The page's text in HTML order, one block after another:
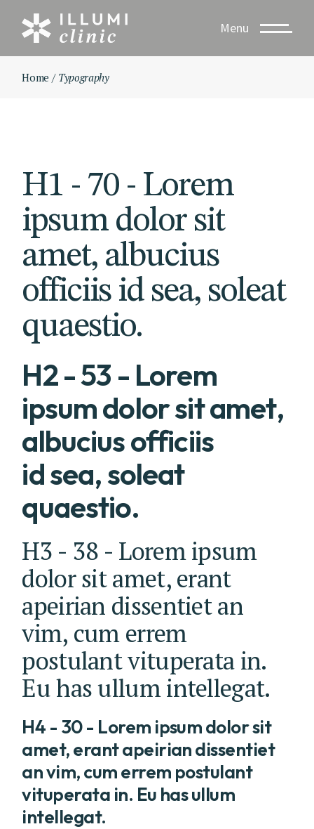
Menu
Home Typography
H1 - 70 - Lorem
ipsum dolor sit
amet, albucius
officiis id sea, soleat
quaestio.
H2 - 53 - Lorem
ipsum dolor sit amet,
albucius officiis
id sea, soleat
quaestio.
H3 - 38 - Lorem ipsum
dolor sit amet, erant
apeirian dissentiet an
vim, cum errem
postulant vituperata in.
Eu has ullum intellegat.
H4 - 30 - Lorem ipsum dolor sit
amet, erant apeirian dissentiet
an vim, cum errem postulant
vituperata in. Eu has ullum
intellegat.